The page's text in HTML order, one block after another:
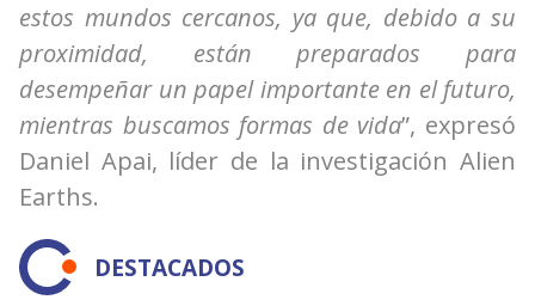
estos mundos cercanos, ya que, debido a su
proximidad, están preparados para
desempeñar un papel importante en el futuro,
mientras buscamos formas de vida”, expresó
Daniel Apai, líder de la investigación Alien
Earths.
DESTACADOS